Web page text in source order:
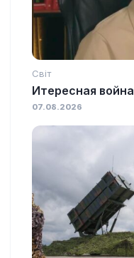
Світ
Итересная война
07.08.2026